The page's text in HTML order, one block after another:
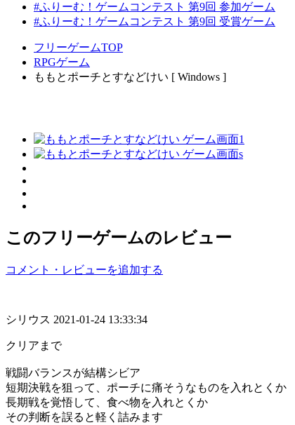
#ふりーむ！ゲームコンテスト 第9回 参加ゲーム
#ふりーむ！ゲームコンテスト 第9回 受賞ゲーム
フリーゲームTOP
RPGゲーム
ももとポーチとすなどけい [ Windows ]
このフリーゲームのレビュー
コメント・レビューを追加する
シリウス 2021-01-24 13:33:34
クリアまで
戦闘バランスが結構シビア
短期決戦を狙って、ポーチに痛そうなものを入れとくか
長期戦を覚悟して、食べ物を入れとくか
その判断を誤ると軽く詰みます